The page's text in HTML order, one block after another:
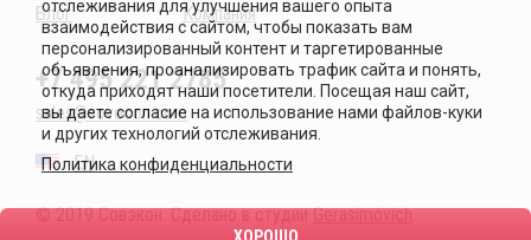
Блог
Компания
+7 495 221 2785
sales@sovecon.com
EN
© 2019 Совэкон. Сделано в студииGerasimóvich.
Политика конфиденциальности